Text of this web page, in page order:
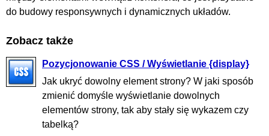
do budowy responsywnych i dynamicznych układów.
Zobacz także
Pozycjonowanie CSS / Wyświetlanie {display}
Jak ukryć dowolny element strony? W jaki sposób
zmienić domyśle wyświetlanie dowolnych
elementów strony, tak aby stały się wykazem czy
tabelką?